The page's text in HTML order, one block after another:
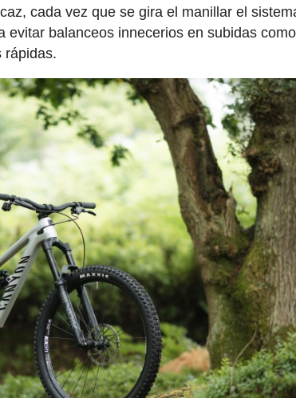
cada vez que se gira el manillar el
evitar balanceos innecerios en subidas
rápidas.